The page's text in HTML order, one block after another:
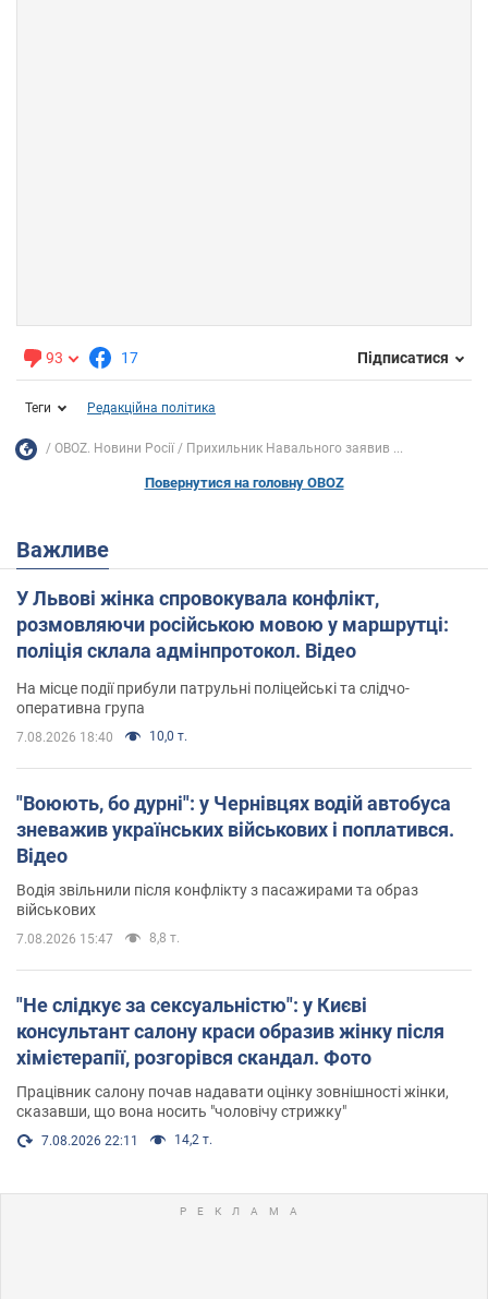
93 17 Підписатися
Теги Редакційна політика
OBOZ. Новини Росії Прихильник Навального заявив ...
Повернутися на головну OBOZ
Важливе
У Львові жінка спровокувала конфлікт,
розмовляючи російською мовою у маршрутці:
поліція склала адмінпротокол. Відео
На місце події прибули патрульні поліцейські та слідчо-
оперативна група
7.08.2026 18:40 10,0 т.
"Воюють, бо дурні": у Чернівцях водій автобуса
зневажив українських військових і поплатився.
Відео
Водія звільнили після конфлікту з пасажирами та образ
військових
7.08.2026 15:47 8,8 т.
"Не слідкує за сексуальністю": у Києві
консультант салону краси образив жінку після
хімієтерапії, розгорівся скандал. Фото
Працівник салону почав надавати оцінку зовнішності жінки,
сказавши, що вона носить "чоловічу стрижку"
7.08.2026 22:11 14,2 т.